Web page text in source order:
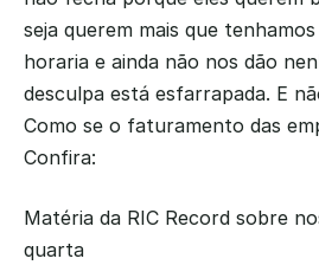
seja querem mais que
horaria e ainda não nos dão
desculpa está esfarrapada. E
Como se o faturamento das
Confira:
Matéria da RIC Record sobre
quarta